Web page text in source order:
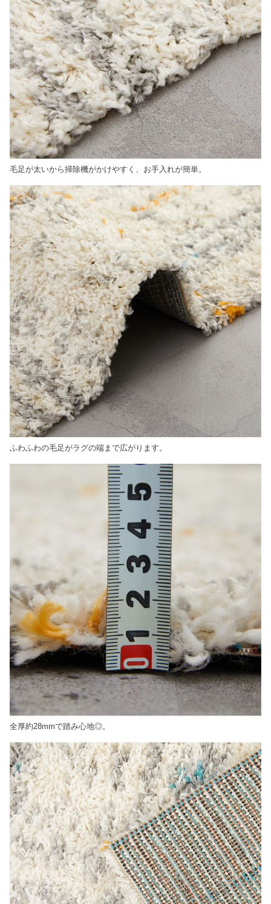
毛足が太いから掃除機がかけやすく、お手入れが簡単。
ふわふわの毛足がラグの端まで広がります。
全厚約28mmで踏み心地◎。